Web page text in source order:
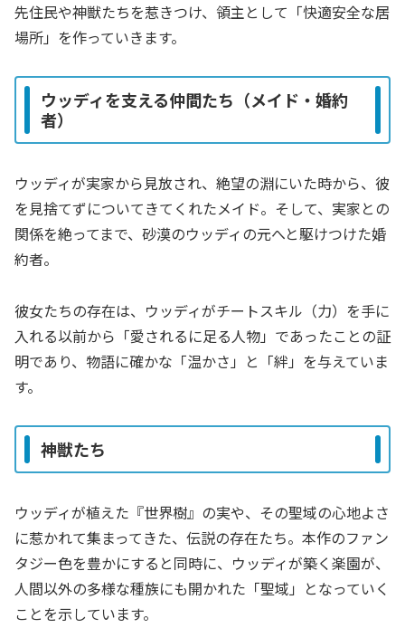
先住民や神獣たちを惹きつけ、領主として「快適安全な居
場所」を作っていきます。
ウッディを支える仲間たち（メイド・婚約
者）
ウッディが実家から見放され、絶望の淵にいた時から、彼
を見捨てずについてきてくれたメイド。そして、実家との
関係を絶ってまで、砂漠のウッディの元へと駆けつけた婚
約者。
彼女たちの存在は、ウッディがチートスキル（力）を手に
入れる以前から「愛されるに足る人物」であったことの証
明であり、物語に確かな「温かさ」と「絆」を与えていま
す。
神獣たち
ウッディが植えた『世界樹』の実や、その聖域の心地よさ
に惹かれて集まってきた、伝説の存在たち。本作のファン
タジー色を豊かにすると同時に、ウッディが築く楽園が、
人間以外の多様な種族にも開かれた「聖域」となっていく
ことを示しています。